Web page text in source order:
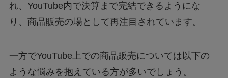
れ、YouTube内で決算まで完結できるようにな
り、商品販売の場として再注目されています。
一方でYouTube上での商品販売については以下の
ような悩みを抱えている方が多いでしょう。